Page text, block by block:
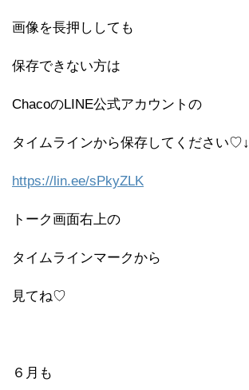
画像を長押ししても
保存できない方は
ChacoのLINE公式アカウントの
タイムラインから保存してください♡↓
https://lin.ee/sPkyZLK
トーク画面右上の
タイムラインマークから
見てね♡
６月も